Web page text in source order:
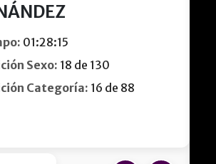
01:28:15
Sexo: 18 de 130
Categoría: 16 de 88